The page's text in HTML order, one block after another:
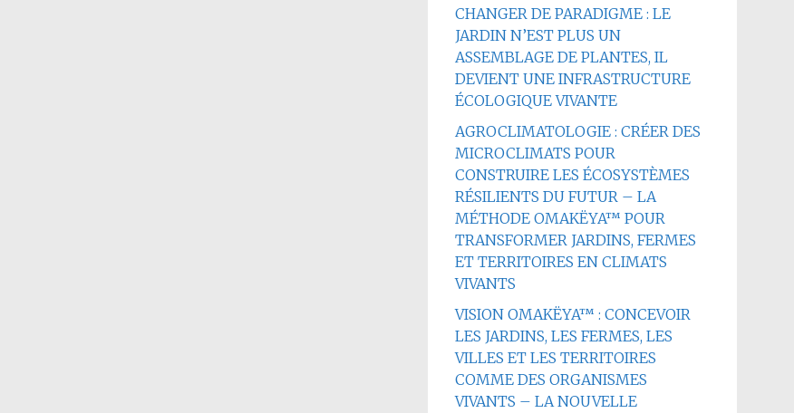
CHANGER DE PARADIGME : LE
JARDIN N’EST PLUS UN
ASSEMBLAGE DE PLANTES, IL
DEVIENT UNE INFRASTRUCTURE
ÉCOLOGIQUE VIVANTE
AGROCLIMATOLOGIE : CRÉER DES
MICROCLIMATS POUR
CONSTRUIRE LES ÉCOSYSTÈMES
RÉSILIENTS DU FUTUR – LA
MÉTHODE OMAKËYA™ POUR
TRANSFORMER JARDINS, FERMES
ET TERRITOIRES EN CLIMATS
VIVANTS
VISION OMAKËYA™ : CONCEVOIR
LES JARDINS, LES FERMES, LES
VILLES ET LES TERRITOIRES
COMME DES ORGANISMES
VIVANTS – LA NOUVELLE